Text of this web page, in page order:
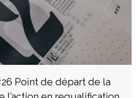
Point de départ de la